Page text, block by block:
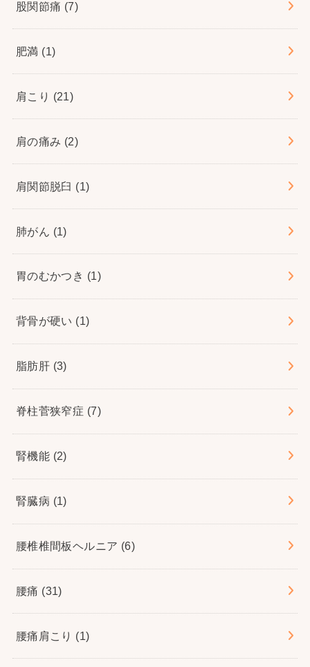
股関節痛 (7)
肥満 (1)
肩こり (21)
肩の痛み (2)
肩関節脱臼 (1)
肺がん (1)
胃のむかつき (1)
背骨が硬い (1)
脂肪肝 (3)
脊柱菅狭窄症 (7)
腎機能 (2)
腎臓病 (1)
腰椎椎間板ヘルニア (6)
腰痛 (31)
腰痛肩こり (1)